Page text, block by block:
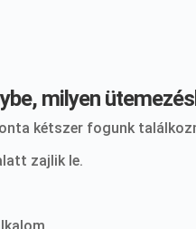
milyen
kétszer fogunk
zajlik le.